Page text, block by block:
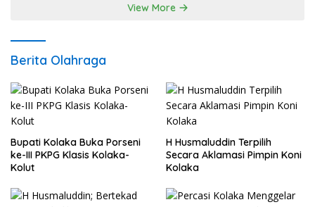
View More
Berita Olahraga
Bupati Kolaka Buka Porseni
ke-III PKPG Klasis Kolaka-
Kolut
H Husmaluddin Terpilih
Secara Aklamasi Pimpin Koni
Kolaka